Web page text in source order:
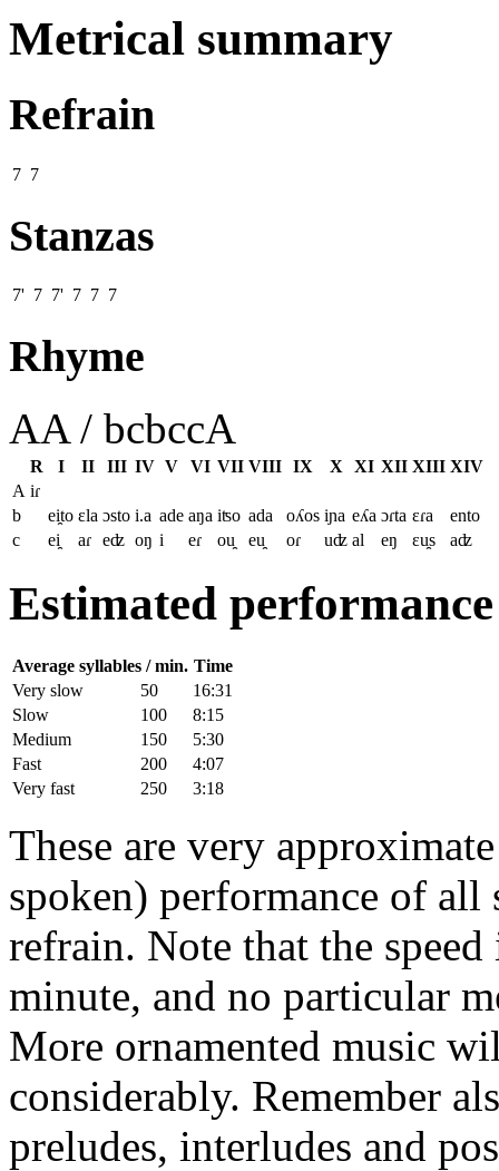
Metrical summary
Refrain
7 7
Stanzas
7' 7 7' 7 7 7
Rhyme
AA / bcbccA
R I II III IV V VI VII VIII IX X XI XII XIII XIV
A iɾ
b
ei̯to ɛla ɔsto i.a ade aŋa iʦo ada oʎos iɲa eʎa ɔɾta ɛɾa
ento
c
ei̯ aɾ eʣ oŋ i eɾ ou̯ eu̯ oɾ uʣ al eŋ ɛu̯s aʣ
Estimated
Average syllables / min. Time
Very slow
50
16:31
Slow
100
8:15
Medium
150
5:30
Fast
200
4:07
Very fast
250 3:18
These are very
spoken) performance of all
refrain. Note that the
minute, and no particular
More ornamented music
considerably. Remember
preludes, interludes and